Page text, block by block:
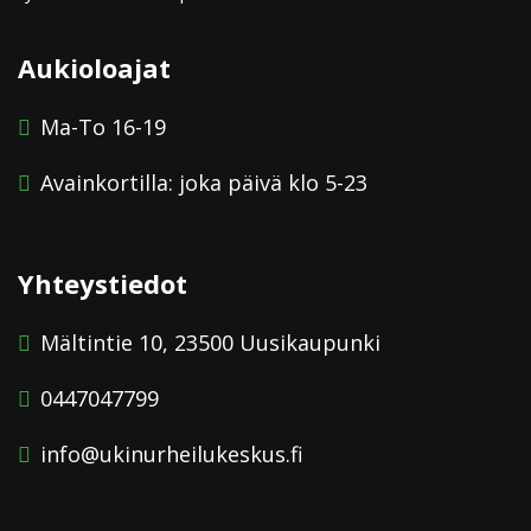
Aukioloajat
Ma-To 16-19
Avainkortilla: joka päivä klo 5-23
Yhteystiedot
Mältintie 10, 23500 Uusikaupunki
0447047799
info@ukinurheilukeskus.fi